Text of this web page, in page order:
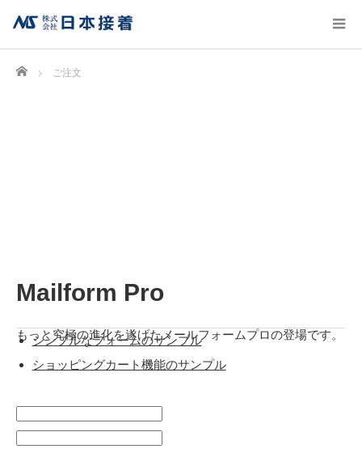
Home ご注文
Mailform Pro
もっと究極の進化を遂げたメールフォームプロの登場です。
シンプルなフォームのサンプル
ショッピングカート機能のサンプル